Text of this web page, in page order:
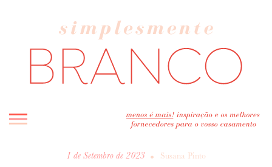
INICIO
1 de Setembro de 2023 • Susana Pinto